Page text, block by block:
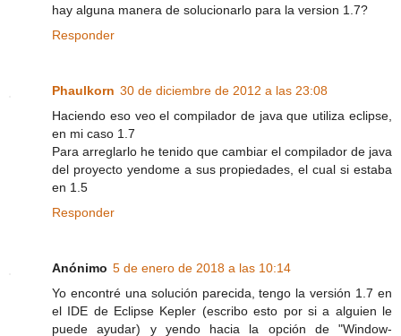
hay alguna manera de solucionarlo para la version 1.7?
Responder
Phaulkorn 30 de diciembre de 2012 a las 23:08
Haciendo eso veo el compilador de java que utiliza eclipse,
en mi caso 1.7
Para arreglarlo he tenido que cambiar el compilador de java
del proyecto yendome a sus propiedades, el cual si estaba
en 1.5
Responder
Anónimo 5 de enero de 2018 a las 10:14
Yo encontré una solución parecida, tengo la versión 1.7 en
el IDE de Eclipse Kepler (escribo esto por si a alguien le
puede ayudar) y yendo hacia la opción de "Window-